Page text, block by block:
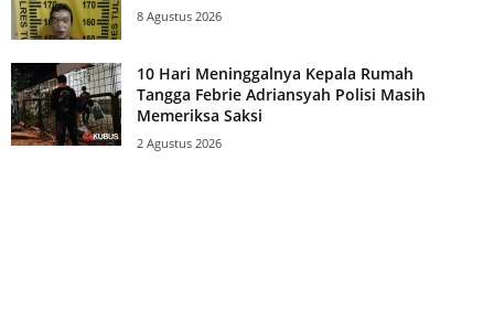
8 Agustus 2026
10 Hari Meninggalnya Kepala Rumah
Tangga Febrie Adriansyah Polisi Masih
Memeriksa Saksi
2 Agustus 2026